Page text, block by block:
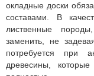
окладные доски
составами. В
лиственные
заменить, не
потребуется при
древесины,